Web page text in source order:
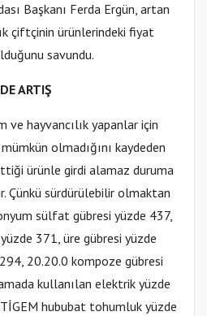
Başkanı Ferda Ergün, artan
çiftçinin ürünlerindeki fiyat
savundu.
ARTIŞ
hayvancılık yapanlar için
olmadığını kaydeden
ürünle girdi alamaz duruma
Çünkü sürdürülebilir olmaktan
sülfat gübresi yüzde 437,
371, üre gübresi yüzde
20.20.0 kompoze gübresi
kullanılan elektrik yüzde
hububat tohumluk yüzde